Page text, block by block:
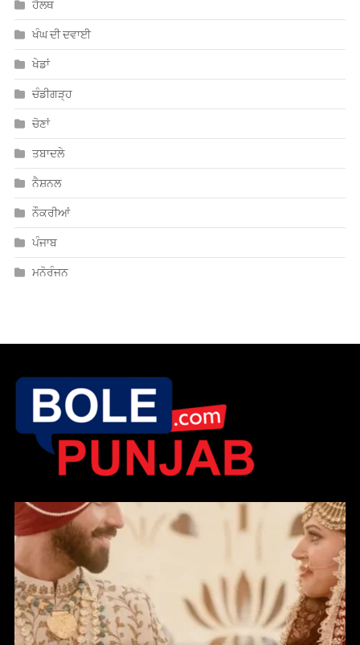
ਹੈਲਥ
ਖੰਘ ਦੀ ਦਵਾਈ
ਖੇਡਾਂ
ਚੰਡੀਗੜ੍ਹ
ਚੋਣਾਂ
ਤਬਾਦਲੇ
ਨੈਸ਼ਨਲ
ਨੌਕਰੀਆਂ
ਪੰਜਾਬ